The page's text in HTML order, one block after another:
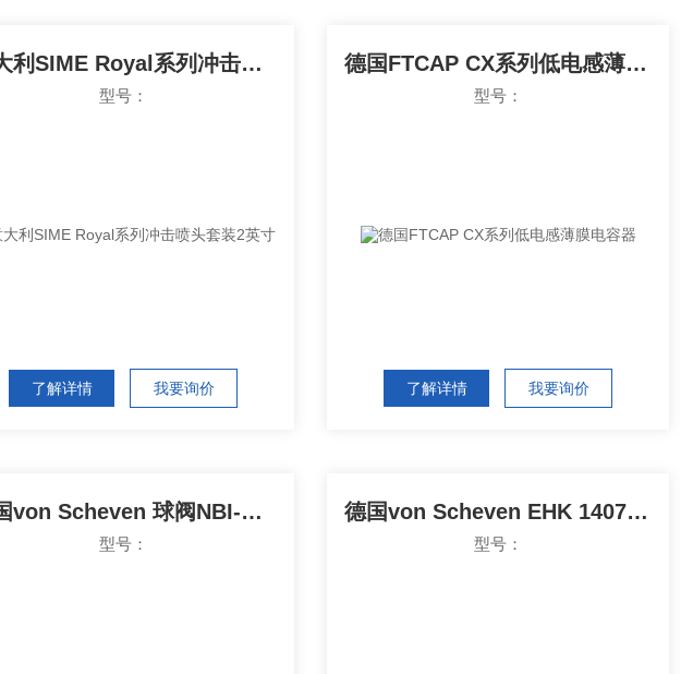
意大利SIME Royal系列冲击喷头套装2英寸
型号：
了解详情 我要询价
德国FTCAP CX系列低电感薄膜电容器
型号：
了解详情 我要询价
德国von Scheven 球阀NBI-C系列 高精度
型号：
德国von Scheven EHK 1407球阀 耐高压
型号：